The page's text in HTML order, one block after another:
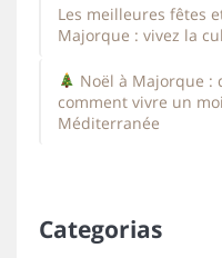
Les meilleures fêtes
Majorque : vivez la
Noël à Majorque :
comment vivre un
Méditerranée
Categorias